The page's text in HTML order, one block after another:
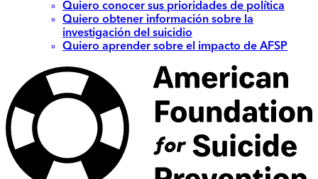
Quiero conocer sus prioridades de política
Quiero obtener información sobre la
investigación del suicidio
Quiero aprender sobre el impacto de AFSP